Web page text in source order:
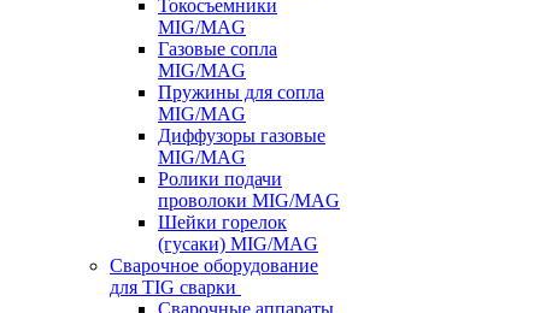
Токосъемники
MIG/MAG
Газовые сопла
MIG/MAG
Пружины для сопла
MIG/MAG
Диффузоры газовые
MIG/MAG
Ролики подачи
проволоки MIG/MAG
Шейки горелок
(гусаки) MIG/MAG
Сварочное оборудование
для TIG сварки
Сварочные аппараты